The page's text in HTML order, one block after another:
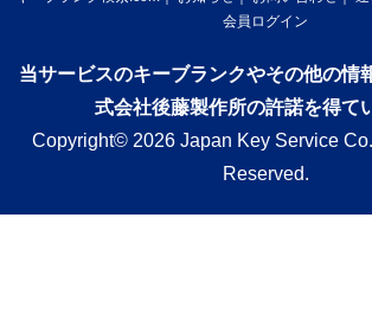
会員ログイン
当サービスのキーブランクやその他の情
式会社後藤製作所の許諾を得て
Copyright© 2026 Japan Key Service
Reserved.